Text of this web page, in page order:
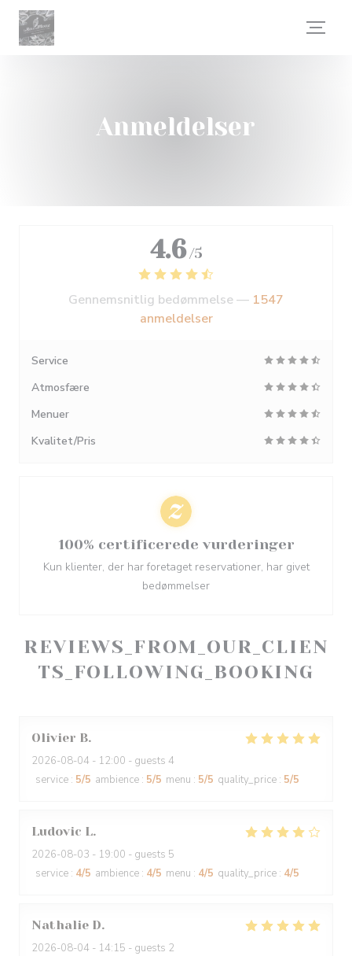
CCookie-styringspanel
Anmeldelser
REVIEWS_FROM_OUR_CLIEN
TS_FOLLOWING_BOOKING
Olivier B
2026-08-04 - 12:00 - guests 4
service : 5/5 ambience : 5/5 menu : 5/5 quality_price : 5/5
Ludovic L
2026-08-03 - 19:00 - guests 5
service : 4/5 ambience : 4/5 menu : 4/5 quality_price : 4/5
Nathalie D
2026-08-04 - 14:15 - guests 2
4.6 /5
Gennemsnitlig bedømmelse — 1547
anmeldelser
Service
Atmosfære
Menuer
Kvalitet/Pris
100% certificerede vurderinger
Kun klienter, der har foretaget reservationer, har givet
bedømmelser